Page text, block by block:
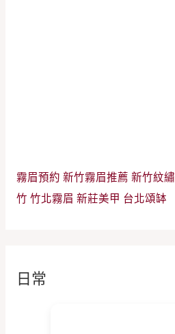
霧眉預約 新竹霧眉推薦 新竹紋繡
竹 竹北霧眉 新莊美甲 台北頌缽
日常